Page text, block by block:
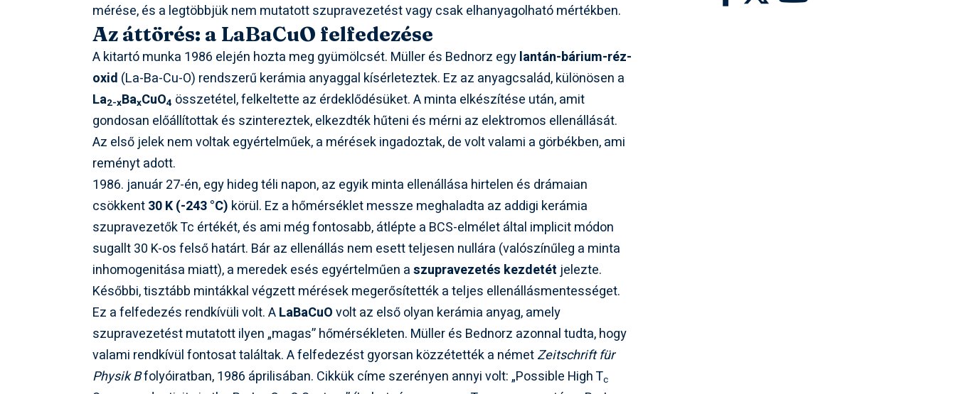
mérése, és a legtöbbjük nem mutatott szupravezetést vagy csak elhanyagolható mértékben.
Az áttörés: a LaBaCuO felfedezése
A kitartó munka 1986 elején hozta meg gyümölcsét. Müller és Bednorz egylantán-bárium-réz-
oxid (La-Ba-Cu-O) rendszerű kerámia anyaggal kísérleteztek. Ez az anyagcsalád, különösen a
La2-xBaxCuO4 összetétel, felkeltette az érdeklődésüket. A minta elkészítése után, amit
gondosan előállítottak és szintereztek, elkezdték hűteni és mérni az elektromos ellenállását.
Az első jelek nem voltak egyértelműek, a mérések ingadoztak, de volt valami a görbékben, ami
reményt adott.
1986. január 27-én, egy hideg téli napon, az egyik minta ellenállása hirtelen és drámaian
csökkent30 K (-243 °C) körül. Ez a hőmérséklet messze meghaladta az addigi kerámia
szupravezetők Tc értékét, és ami még fontosabb, átlépte a BCS-elmélet által implicit módon
sugallt 30 K-os felső határt. Bár az ellenállás nem esett teljesen nullára (valószínűleg a minta
inhomogenitása miatt), a meredek esés egyértelműen aszupravezetés kezdetét jelezte.
Későbbi, tisztább mintákkal végzett mérések megerősítették a teljes ellenállásmentességet.
Ez a felfedezés rendkívüli volt. ALaBaCuOvolt az első olyan kerámia anyag, amely
szupravezetést mutatott ilyen „magas” hőmérsékleten. Müller és Bednorz azonnal tudta, hogy
valami rendkívül fontosat találtak. A felfedezést gyorsan közzétették a németZeitschrift für
Physik Bfolyóiratban, 1986 áprilisában. Cikkük címe szerényen annyi volt: „Possible High Tc